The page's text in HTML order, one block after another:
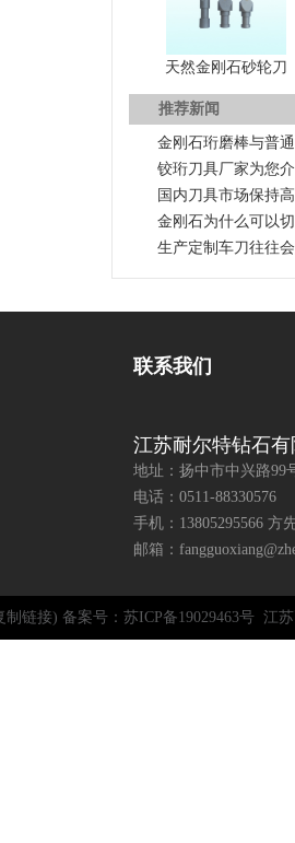
天然金刚石砂轮刀
推荐新闻
金刚石珩磨棒与普
铰珩刀具厂家为您
国内刀具市场保持
金刚石为什么可以
生产定制车刀往往
联系我们
江苏耐尔特钻石
地址：扬中市中兴路99
电话：0511-88330576
手机：13805295566 方
邮箱：
制链接) 备案号：苏ICP备19029463号 江